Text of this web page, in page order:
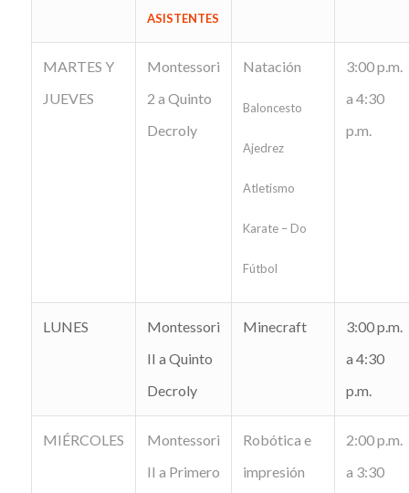
ASISTENTES
MARTES Y
JUEVES
Montessori
2 a Quinto
Decroly
Natación
Baloncesto
Ajedrez
Atletismo
Karate – Do
Fútbol
3:00 p.m.
a 4:30
p.m.
LUNES
Montessori
II a Quinto
Decroly
Minecraft
3:00 p.m.
a 4:30
p.m.
MIÉRCOLES
Montessori
II a Primero
Robótica e
impresión
2:00 p.m.
a 3:30